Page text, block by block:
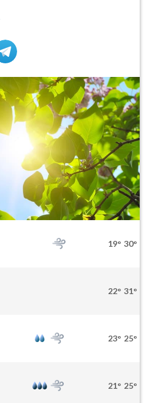
19° 30°
22° 31°
23° 25°
21° 25°